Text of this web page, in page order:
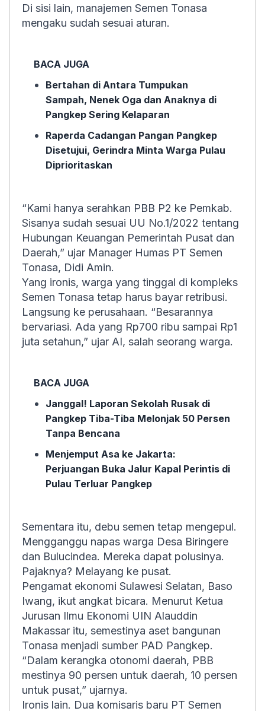
Di sisi lain, manajemen Semen Tonasa
mengaku sudah sesuai aturan.
BACA JUGA
Bertahan di Antara Tumpukan
Sampah, Nenek Oga dan Anaknya di
Pangkep Sering Kelaparan
Raperda Cadangan Pangan Pangkep
Disetujui, Gerindra Minta Warga Pulau
Diprioritaskan
“Kami hanya serahkan PBB P2 ke Pemkab.
Sisanya sudah sesuai UU No.1/2022 tentang
Hubungan Keuangan Pemerintah Pusat dan
Daerah,” ujar Manager Humas PT Semen
Tonasa, Didi Amin.
Yang ironis, warga yang tinggal di kompleks
Semen Tonasa tetap harus bayar retribusi.
Langsung ke perusahaan. “Besarannya
bervariasi. Ada yang Rp700 ribu sampai Rp1
juta setahun,” ujar AI, salah seorang warga.
BACA JUGA
Janggal! Laporan Sekolah Rusak di
Pangkep Tiba-Tiba Melonjak 50 Persen
Tanpa Bencana
Menjemput Asa ke Jakarta:
Perjuangan Buka Jalur Kapal Perintis di
Pulau Terluar Pangkep
Sementara itu, debu semen tetap mengepul.
Mengganggu napas warga Desa Biringere
dan Bulucindea. Mereka dapat polusinya.
Pajaknya? Melayang ke pusat.
Pengamat ekonomi Sulawesi Selatan, Baso
Iwang, ikut angkat bicara. Menurut Ketua
Jurusan Ilmu Ekonomi UIN Alauddin
Makassar itu, semestinya aset bangunan
Tonasa menjadi sumber PAD Pangkep.
“Dalam kerangka otonomi daerah, PBB
mestinya 90 persen untuk daerah, 10 persen
untuk pusat,” ujarnya.
Ironis lain. Dua komisaris baru PT Semen